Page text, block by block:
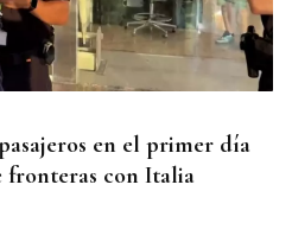
en el primer día
fronteras con Italia